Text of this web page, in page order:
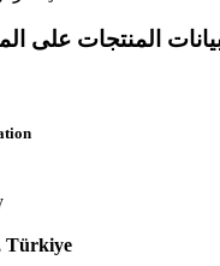
المنتجات على
Türkiye